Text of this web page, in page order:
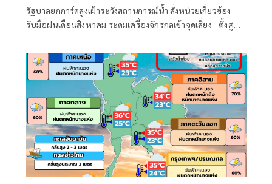
รัฐบาลยกการ์ดสูงเฝ้าระวังสถานการณ์น้ำ สั่งหน่วยเกี่ยวข้อง
รับมือฝนเดือนสิงหาคม ระดมเครื่องจักรกลเข้าจุดเสี่ยง - ตั้งศูนย์